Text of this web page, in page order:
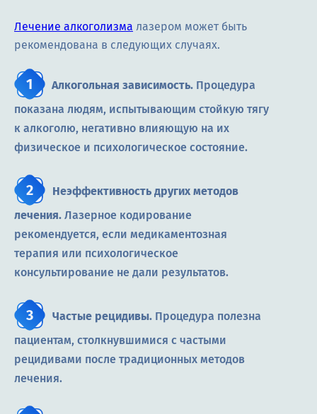
Лечение алкоголизма лазером может быть
рекомендована в следующих случаях.
Алкогольная зависимость. Процедура
показана людям, испытывающим стойкую тягу
к алкоголю, негативно влияющую на их
физическое и психологическое состояние.
Неэффективность других методов
лечения. Лазерное кодирование
рекомендуется, если медикаментозная
терапия или психологическое
консультирование не дали результатов.
Частые рецидивы. Процедура полезна
пациентам, столкнувшимися с частыми
рецидивами после традиционных методов
лечения.